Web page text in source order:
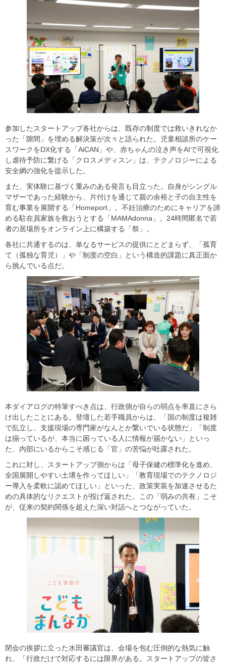
参加したスタートアップ各社からは、既存の制度では救いきれなか
った「隙間」を埋める解決策が次々と語られた。児童相談所のケー
スワークをDX化する「AiCAN」や、赤ちゃんの泣き声をAIで可視化
し虐待予防に繋げる「クロスメディスン」は、テクノロジーによる
安全網の強化を提示した。
また、実体験に基づく重みのある発言も目立った。自身がシングル
マザーであった経験から、片付けを通じて親の余裕と子の自主性を
育む事業を展開する「Homeport」。不妊治療のためにキャリアを諦
める駐在員家族を救おうとする「MAMAdonna」。24時間匿名で若
者の居場所をオンライン上に構築する「祭」。
各社に共通するのは、単なるサービスの提供にとどまらず、「孤育
て（孤独な育児）」や「制度の空白」という構造的課題に真正面か
ら挑んでいる点だ。
本ダイアログの特筆すべき点は、行政側が自らの弱点を率直にさら
け出したことにある。登壇した若手職員からは、「国の制度は複雑
で乱立し、支援現場の専門家がなんとか繋いでいる状態だ」「制度
は揃っているが、本当に困っている人に情報が届かない」といっ
た、内部にいるからこそ感じる「官」の苦悩が吐露された。
これに対し、スタートアップ側からは「母子保健の標準化を進め、
全国展開しやすい土壌を作ってほしい」「教育現場でのテクノロジ
ー導入を柔軟に認めてほしい」といった、政策実装を加速させるた
めの具体的なリクエストが投げ返された。この「弱みの共有」こそ
が、従来の契約関係を超えた深い対話へとつながっていた。
閉会の挨拶に立った水田審議官は、会場を包む圧倒的な熱気に触
れ、「行政だけで対応するには限界がある。スタートアップの皆さ